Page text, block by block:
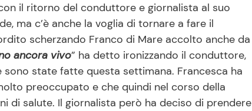
il ritorno del conduttore e giornalista al suo
ma c’è anche la voglia di tornare a fare il
scherzando Franco di Mare accolto anche da
ancora vivo” ha detto ironizzando il conduttore,
state fatte questa settimana. Francesca ha
preoccupato e che quindi nel corso della
di salute. Il giornalista però ha deciso di prendere